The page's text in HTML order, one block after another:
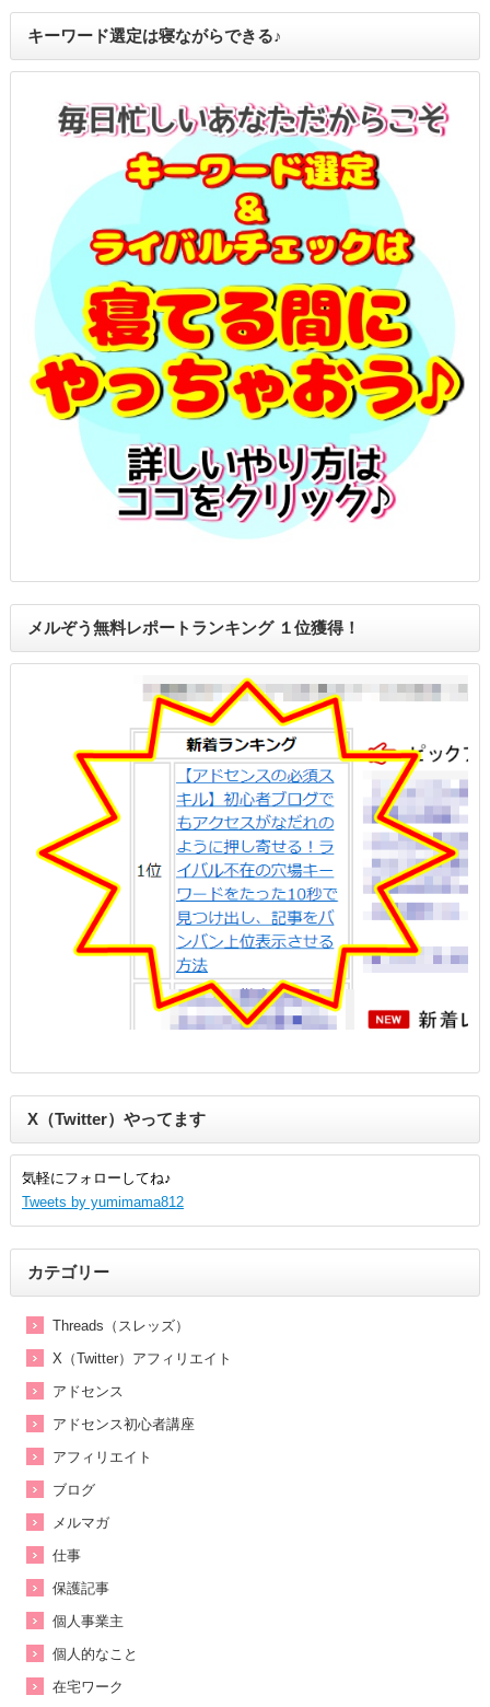
キーワード選定は寝ながらできる♪
メルぞう無料レポートランキング １位獲得！
X（Twitter）やってます
気軽にフォローしてね♪
Tweets by yumimama812
カテゴリー
Threads（スレッズ）
X（Twitter）アフィリエイト
アドセンス
アドセンス初心者講座
アフィリエイト
ブログ
メルマガ
仕事
保護記事
個人事業主
個人的なこと
在宅ワーク